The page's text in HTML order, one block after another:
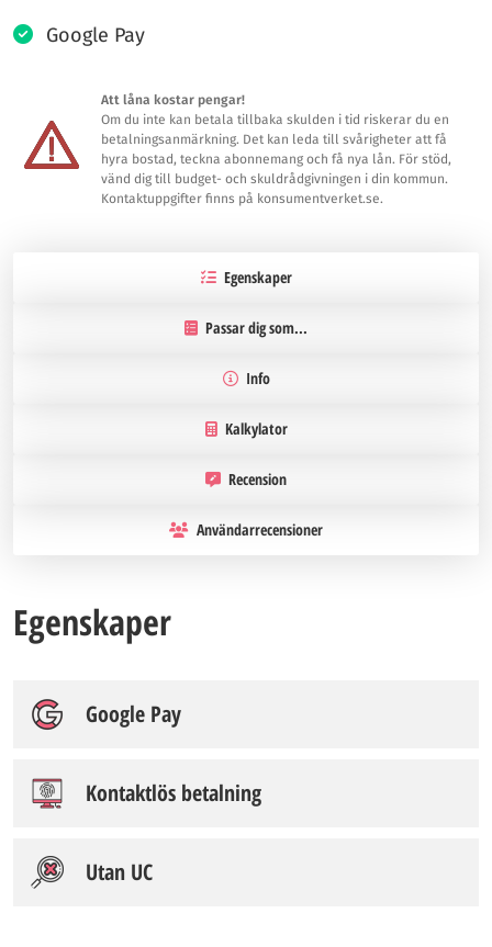
Google Pay
Att låna kostar pengar!
Om du inte kan betala tillbaka skulden i tid riskerar du en
betalningsanmärkning. Det kan leda till svårigheter att få
hyra bostad, teckna abonnemang och få nya lån. För stöd,
vänd dig till budget- och skuldrådgivningen i din kommun.
Kontaktuppgifter finns på konsumentverket.se.
Egenskaper
Passar dig som...
Info
Kalkylator
Recension
Användarrecensioner
Egenskaper
Google Pay
Kontaktlös betalning
Utan UC